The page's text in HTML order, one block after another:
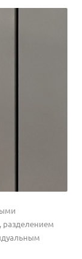
разделением